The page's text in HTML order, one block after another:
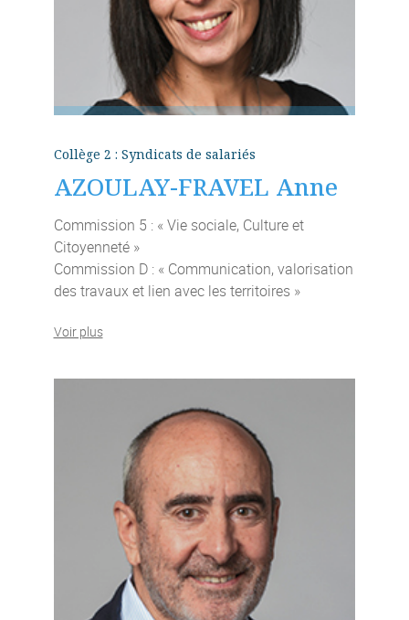
Collège 2 : Syndicats de salariés
AZOULAY-FRAVEL Anne
Commission 5 : « Vie sociale, Culture et
Citoyenneté »
Commission D : « Communication, valorisation
des travaux et lien avec les territoires »
Voir plus